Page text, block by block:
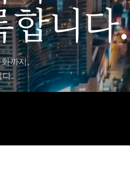
합니다.
까지,
다.